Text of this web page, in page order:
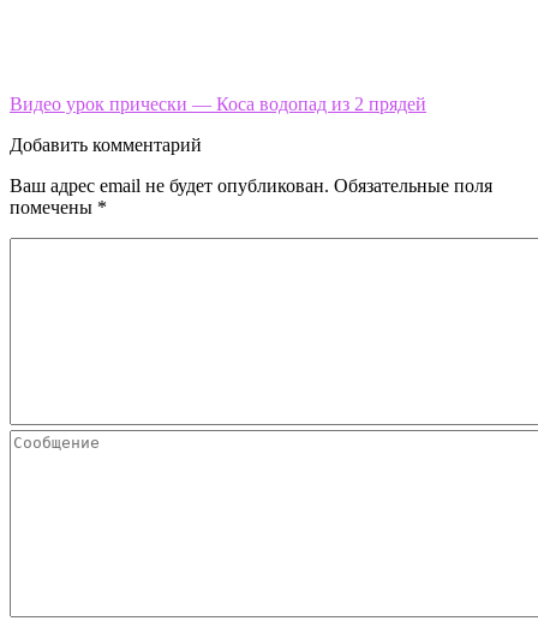
Видео урок прически — Коса водопад из 2 прядей
Добавить комментарий
Ваш адрес email не будет опубликован. Обязательные поля
помечены *